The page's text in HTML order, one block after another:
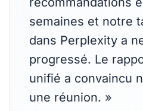
semaines et notre
dans Perplexity a
progressé. Le
unifié a convaincu
une réunion. »